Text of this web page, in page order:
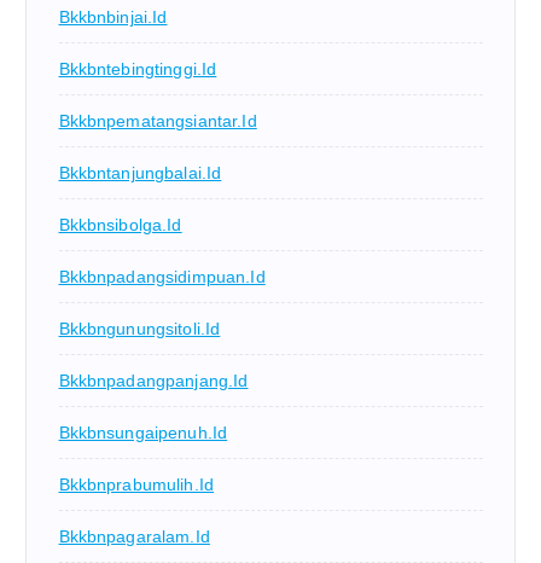
Bkkbnbinjai.id
Bkkbntebingtinggi.id
Bkkbnpematangsiantar.id
Bkkbntanjungbalai.id
Bkkbnsibolga.id
Bkkbnpadangsidimpuan.id
Bkkbngunungsitoli.id
Bkkbnpadangpanjang.id
Bkkbnsungaipenuh.id
Bkkbnprabumulih.id
Bkkbnpagaralam.id